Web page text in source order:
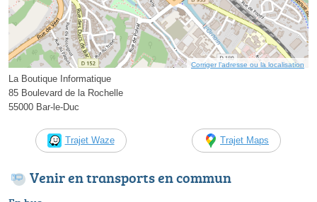
Corriger l’adresse ou la localisation
La Boutique Informatique
85 Boulevard de la Rochelle
55000 Bar-le-Duc
Trajet Waze Trajet Maps
Venir en transports en commun